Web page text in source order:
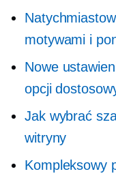
motywami i
Nowe
opcji
Jak wybrać
witryny
Kompleksowy